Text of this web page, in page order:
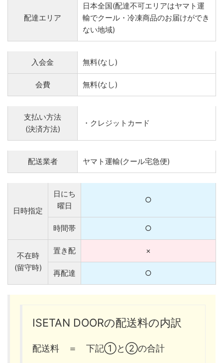
配達エリア
日本全国(配達不可エリアはヤマト運
輸でクール・冷凍商品のお届けができ
ない地域)
入会金 無料(なし)
会費 無料(なし)
支払い方法
(決済方法)
・クレジットカード
配送業者 ヤマト運輸(クール宅急便)
日時指定
日にち
曜日
○
時間帯 ○
不在時
(留守時)
置き配 ×
再配達 ○
ISETAN DOORの配送料の内訳
配送料 ＝ 下記①と②の合計